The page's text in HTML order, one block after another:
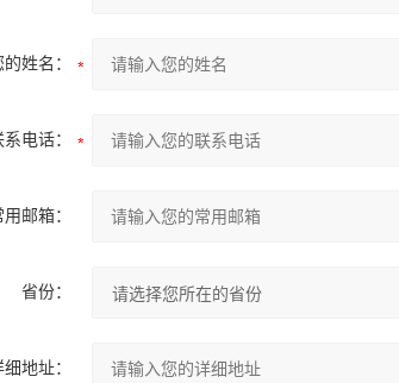
的姓名：
系电话：
用邮箱：
省份：
细地址：